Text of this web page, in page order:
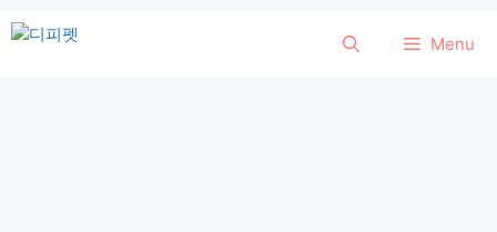
컨
Menu